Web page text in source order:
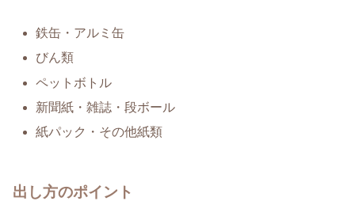
鉄缶・アルミ缶
びん類
ペットボトル
新聞紙・雑誌・段ボール
紙パック・その他紙類
出し方のポイント